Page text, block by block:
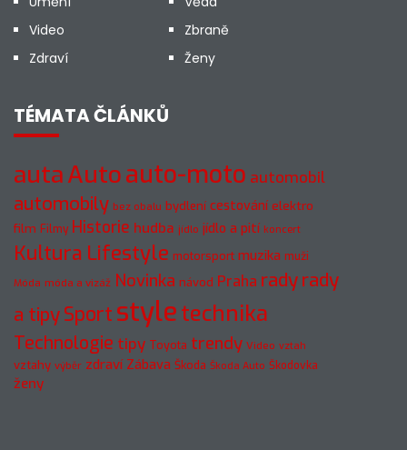
Video
Zbraně
Zdraví
Ženy
TÉMATA ČLÁNKŮ
autaAutoauto-moto automobil
automobily bez obalu bydlení cestování elektro
film Filmy Historie hudba jídlo jídlo a pití koncert
Kultura Lifestyle motorsport muzika muži
Móda móda a vizáž Novinka návod Praha radyrady
a tipySport styletechnika
Technologie tipy Toyota trendy Video vztah
vztahy výběr zdraví Zábava Škoda Škoda Auto Škodovka
ženy